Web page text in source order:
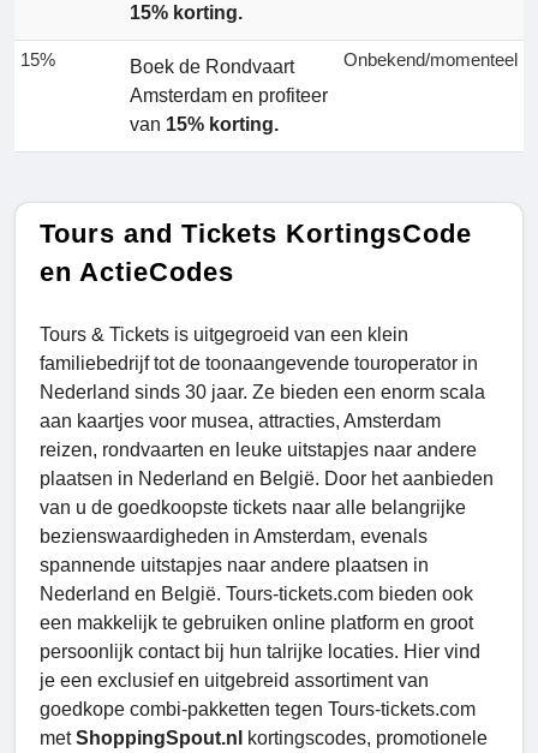
15% korting.
15%
Boek de Rondvaart
Amsterdam en profiteer
van 15% korting.
Onbekend/momenteel
Tours and Tickets KortingsCode
en ActieCodes
Tours & Tickets is uitgegroeid van een klein
familiebedrijf tot de toonaangevende touroperator in
Nederland sinds 30 jaar. Ze bieden een enorm scala
aan kaartjes voor musea, attracties, Amsterdam
reizen, rondvaarten en leuke uitstapjes naar andere
plaatsen in Nederland en België. Door het aanbieden
van u de goedkoopste tickets naar alle belangrijke
bezienswaardigheden in Amsterdam, evenals
spannende uitstapjes naar andere plaatsen in
Nederland en België. Tours-tickets.com bieden ook
een makkelijk te gebruiken online platform en groot
persoonlijk contact bij hun talrijke locaties. Hier vind
je een exclusief en uitgebreid assortiment van
goedkope combi-pakketten tegen Tours-tickets.com
metShoppingSpout.nl
kortingscodes, promotionele